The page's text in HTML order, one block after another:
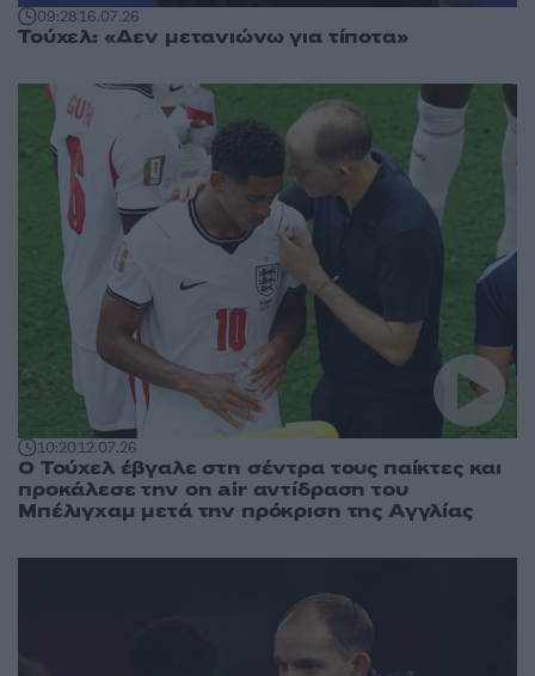
09:2816.07.26
Τούχελ: «Δεν μετανιώνω για τίποτα»
10:2012.07.26
Ο Τούχελ έβγαλε στη σέντρα τους παίκτες και
προκάλεσε την on air αντίδραση του
Μπέλιγχαμ μετά την πρόκριση της Αγγλίας